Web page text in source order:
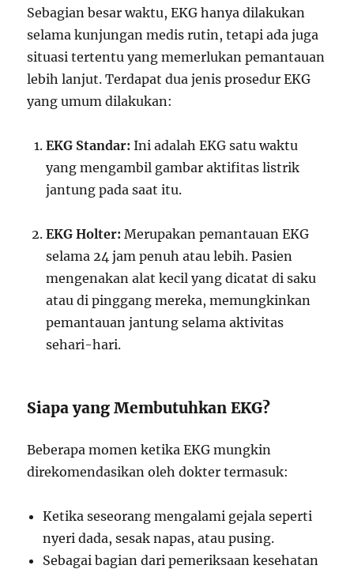
Sebagian besar waktu, EKG hanya dilakukan
selama kunjungan medis rutin, tetapi ada juga
situasi tertentu yang memerlukan pemantauan
lebih lanjut. Terdapat dua jenis prosedur EKG
yang umum dilakukan:
EKG Standar: Ini adalah EKG satu waktu
yang mengambil gambar aktifitas listrik
jantung pada saat itu.
EKG Holter: Merupakan pemantauan EKG
selama 24 jam penuh atau lebih. Pasien
mengenakan alat kecil yang dicatat di saku
atau di pinggang mereka, memungkinkan
pemantauan jantung selama aktivitas
sehari-hari.
Siapa yang Membutuhkan EKG?
Beberapa momen ketika EKG mungkin
direkomendasikan oleh dokter termasuk:
Ketika seseorang mengalami gejala seperti
nyeri dada, sesak napas, atau pusing.
Sebagai bagian dari pemeriksaan kesehatan